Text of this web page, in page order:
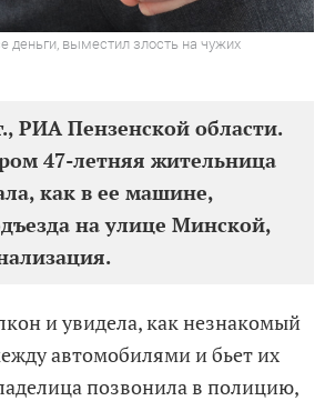
деньги, выместил злость на чужих
РИА Пензенской области.
47-летняя жительница
как в ее машине,
на улице Минской,
и увидела, как незнакомый
автомобилями и бьет их
позвонила в полицию,